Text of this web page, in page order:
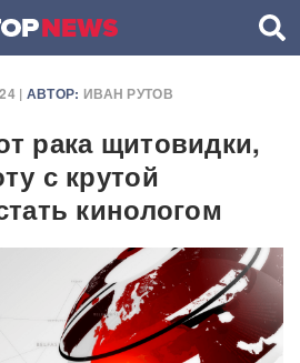
| АВТОР: ИВАН РУТОВ
рака щитовидки,
с крутой
кинологом